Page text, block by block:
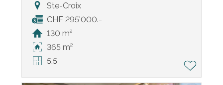
Ste-Croix
CHF 295'000.-
130 m²
365 m²
5.5